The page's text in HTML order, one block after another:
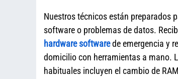
Nuestros técnicos están preparados
software o problemas de datos.
hardware softwarede emergencia y
domicilio con herramientas a mano.
habituales incluyen el cambio de